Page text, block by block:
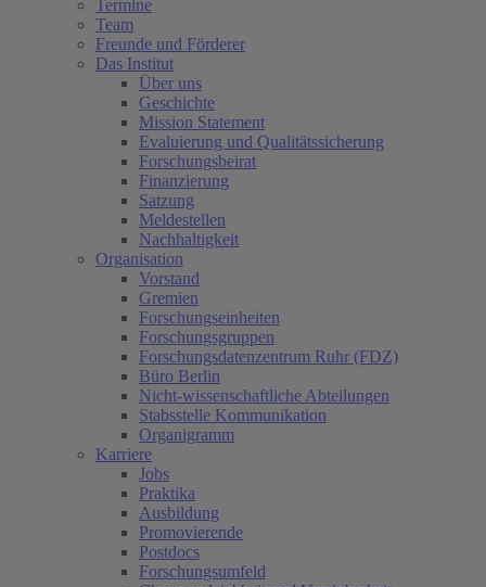
Termine
Team
Freunde und Förderer
Das Institut
Über uns
Geschichte
Mission Statement
Evaluierung und Qualitätssicherung
Forschungsbeirat
Finanzierung
Satzung
Meldestellen
Nachhaltigkeit
Organisation
Vorstand
Gremien
Forschungseinheiten
Forschungsgruppen
Forschungsdatenzentrum Ruhr (FDZ)
Büro Berlin
Nicht-wissenschaftliche Abteilungen
Stabsstelle Kommunikation
Organigramm
Karriere
Jobs
Praktika
Ausbildung
Promovierende
Postdocs
Forschungsumfeld